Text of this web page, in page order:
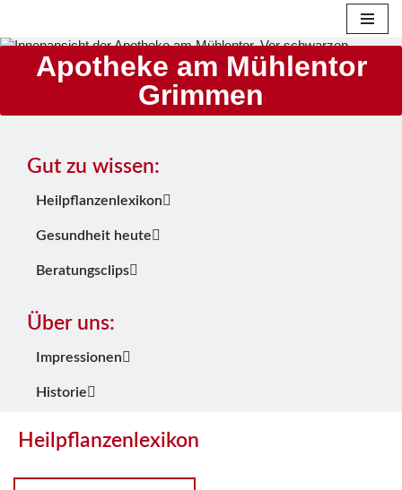
Zum
InhaltApotheke am Mühlentor
Grimmen
Gut zu wissen:
Heilpflanzenlexikon
Gesundheit heute
Beratungsclips
Über uns:
Impressionen
Historie
Heilpflanzenlexikon